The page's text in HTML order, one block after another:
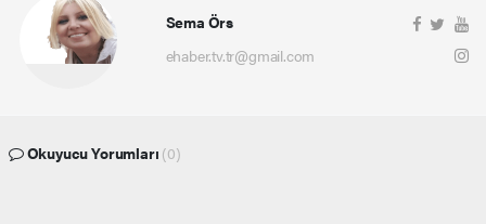
Sema Örs
ehaber.tv.tr@gmail.com
Okuyucu Yorumları (0)